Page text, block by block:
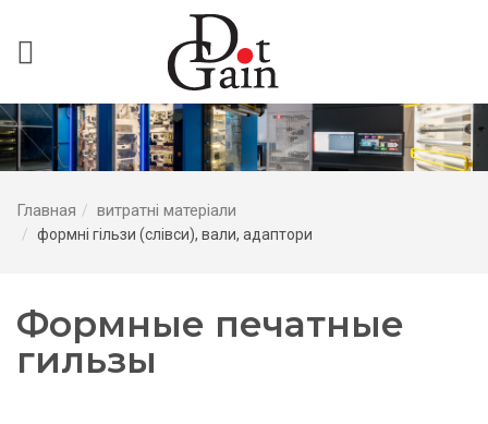
Главная витратні матеріали
формні гільзи (слівси), вали, адаптори
Формные печатные
гильзы